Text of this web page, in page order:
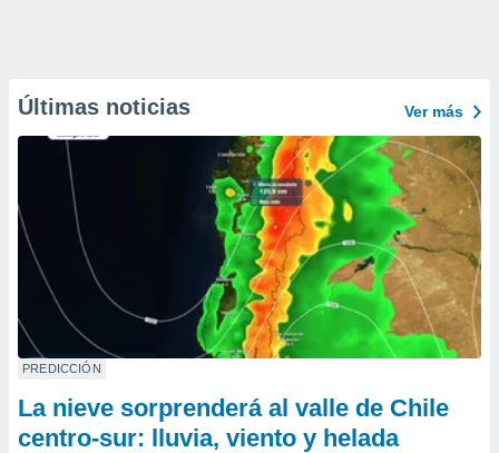
Últimas noticias Ver más
PREDICCIÓN
La nieve sorprenderá al valle de Chile
centro-sur: lluvia, viento y helada